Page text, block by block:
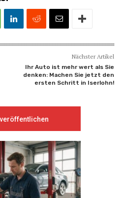
Nächster Artikel
Ihr Auto ist mehr wert als Sie
denken: Machen Sie jetzt den
ersten Schritt in Iserlohn!